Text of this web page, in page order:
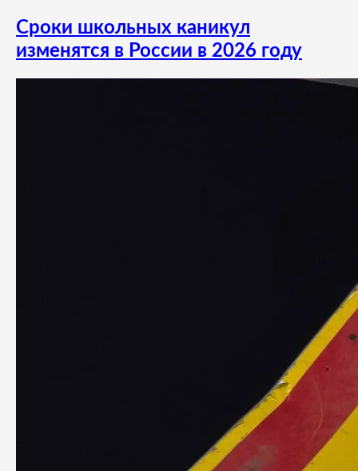
Сроки школьных каникул
изменятся в России в 2026 году